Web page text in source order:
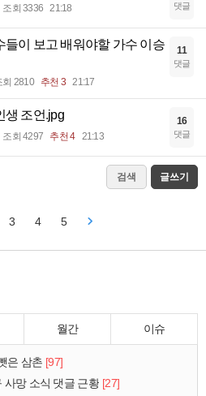
조회 3336 21:18 댓글
들이 보고 배워야할 가수 이승
회 2810 추천 3 21:17
11
댓글
생 조언.jpg
조회 4297 추천 4 21:13
16
댓글
검색 글쓰기
3 4 5
월간 이슈
은 삼촌 [97]
사망 소식 댓글 근황 [27]